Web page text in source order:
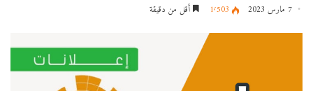
7 مارس 2023 1٬503 أقل من دقيقة